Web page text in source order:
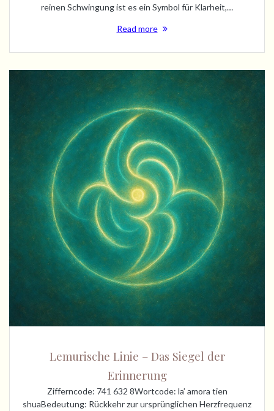
reinen Schwingung ist es ein Symbol für Klarheit,…
Read more
Lemurische Linie – Das Siegel der
Erinnerung
Zifferncode: 741 632 8Wortcode: la’ amora tien
shuaBedeutung: Rückkehr zur ursprünglichen Herzfrequenz